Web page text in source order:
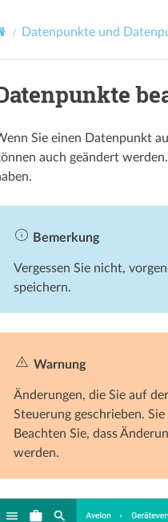
Datenpunkte und
Sie einen Datenpunkt
auch geändert
Bemerkung
Vergessen Sie nicht,
speichern.
Warnung
Änderungen, die Sie auf
Steuerung geschrieben.
Beachten Sie, dass
werden.